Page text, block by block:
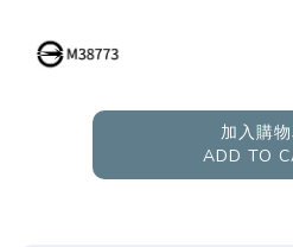
加入購
ADD TO